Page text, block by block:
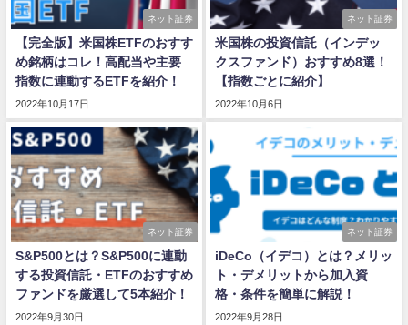
ネット証券
【完全版】米国株ETFのおすす
め銘柄はコレ！高配当や主要
指数に連動するETFを紹介！
2022年10月17日
ネット証券
米国株の投資信託（インデッ
クスファンド）おすすめ8選！
【指数ごとに紹介】
2022年10月6日
ネット証券
S&P500とは？S&P500に連動
する投資信託・ETFのおすすめ
ファンドを厳選して5本紹介！
2022年9月30日
ネット証券
iDeCo（イデコ）とは？メリッ
ト・デメリットから加入資
格・条件を簡単に解説！
2022年9月28日